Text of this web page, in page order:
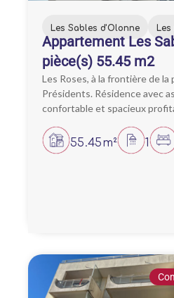
Les Sables d'Olonne
Appartement Les
pièce(s) 55.45 m2
Les Roses, à la frontière de la
Présidents. Résidence avec
confortable et spacieux
55.45m² 1